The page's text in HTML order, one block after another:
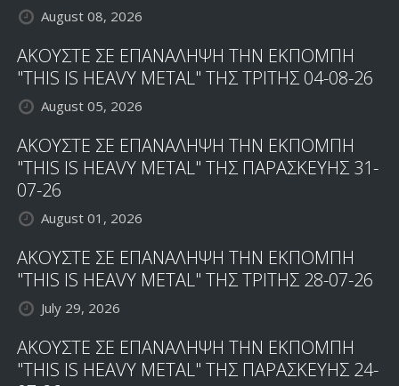
August 08, 2026
ΑΚΟΥΣΤΕ ΣΕ ΕΠΑΝΑΛΗΨΗ ΤΗΝ ΕΚΠΟΜΠΗ
"THIS IS HEAVY METAL" ΤΗΣ ΤΡΙΤΗΣ 04-08-26
August 05, 2026
ΑΚΟΥΣΤΕ ΣΕ ΕΠΑΝΑΛΗΨΗ ΤΗΝ ΕΚΠΟΜΠΗ
"THIS IS HEAVY METAL" ΤΗΣ ΠΑΡΑΣΚΕΥΗΣ 31-
07-26
August 01, 2026
ΑΚΟΥΣΤΕ ΣΕ ΕΠΑΝΑΛΗΨΗ ΤΗΝ ΕΚΠΟΜΠΗ
"THIS IS HEAVY METAL" ΤΗΣ ΤΡΙΤΗΣ 28-07-26
July 29, 2026
ΑΚΟΥΣΤΕ ΣΕ ΕΠΑΝΑΛΗΨΗ ΤΗΝ ΕΚΠΟΜΠΗ
"THIS IS HEAVY METAL" ΤΗΣ ΠΑΡΑΣΚΕΥΗΣ 24-